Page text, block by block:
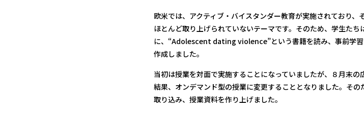
欧米では、アクティブ・バイスタンダー教育が実施されており
ほとんど取り上げられていないテーマです。そのため、学生た
に、“Adolescent dating violence”という書籍を読み、事前学
作成しました。
当初は授業を対面で実施することになっていましたが、８月末
結果、オンデマンド型の授業に変更することとなりました。そ
取り込み、授業資料を作り上げました。